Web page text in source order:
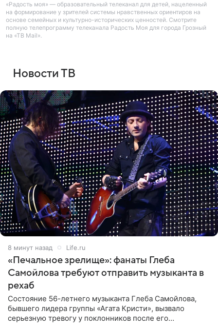
«Радость моя» — образовательный телеканал для детей, нацеленный
на формирование у зрителей системы нравственных ориентиров на
основе семейных и культурно-исторических ценностей. Смотрите
полную телепрограмму телеканала Радость Моя для города Грозный
на «ТВ Mail».
Новости ТВ
8 минут назад Life.ru
«Печальное зрелище»: фанаты Глеба
Самойлова требуют отправить музыканта в
рехаб
Состояние 56-летнего музыканта Глеба Самойлова,
бывшего лидера группы «Агата Кристи», вызвало
серьезную тревогу у поклонников после его